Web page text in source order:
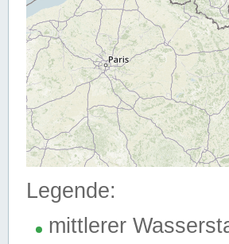
Legende:
mittlerer